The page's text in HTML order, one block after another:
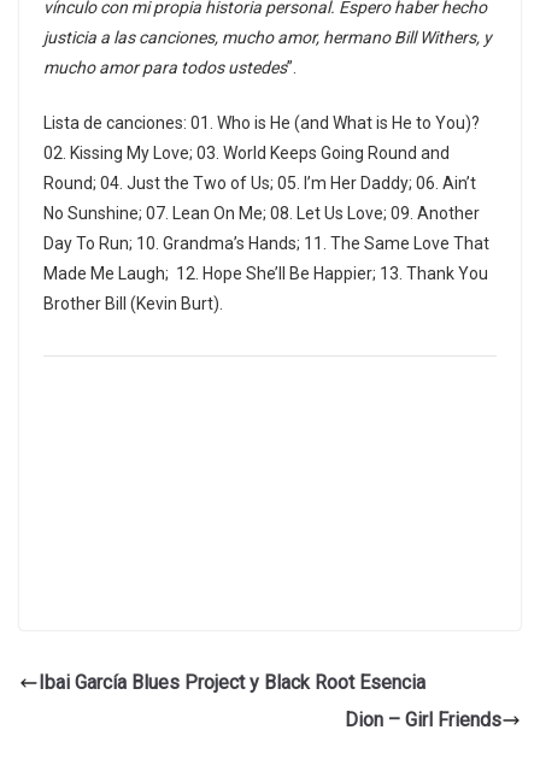
vínculo con mi propia historia personal. Espero haber hecho
justicia a las canciones, mucho amor, hermano Bill Withers, y
mucho amor para todos ustedes”.
Lista de canciones: 01. Who is He (and What is He to You)?
02. Kissing My Love; 03. World Keeps Going Round and
Round; 04. Just the Two of Us; 05. I’m Her Daddy; 06. Ain’t
No Sunshine; 07. Lean On Me; 08. Let Us Love; 09. Another
Day To Run; 10. Grandma’s Hands; 11. The Same Love That
Made Me Laugh; 12. Hope She’ll Be Happier; 13. Thank You
Brother Bill (Kevin Burt).
Ibai García Blues Project y Black Root Esencia
Dion – Girl Friends